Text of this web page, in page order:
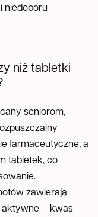
niedoboru
niż tabletki
seniorom,
farmaceutyczne, a
tabletek, co
zawierają
aktywne – kwas